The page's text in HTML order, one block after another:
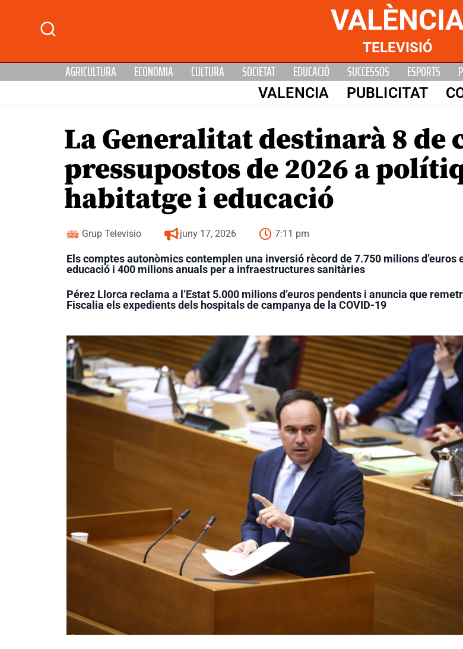
TELEVISIÓ
AGRICULTURA ECONOMIA CULTURA SOCIETAT EDUCACIÓ SUCCESSOS ESPORTS
VALENCIA PUBLICITAT
La Generalitat destinarà 8 de
pressupostos de 2026 a
habitatge i educació
Grup Televisio juny 17, 2026 7:11 pm
Els comptes autonòmics contemplen una inversió rècord de 7.750 milions d’euros
educació i 400 milions anuals per a infraestructures sanitàries
Pérez Llorca reclama a l’Estat 5.000 milions d’euros pendents i anuncia que
Fiscalia els expedients dels hospitals de campanya de la COVID-19